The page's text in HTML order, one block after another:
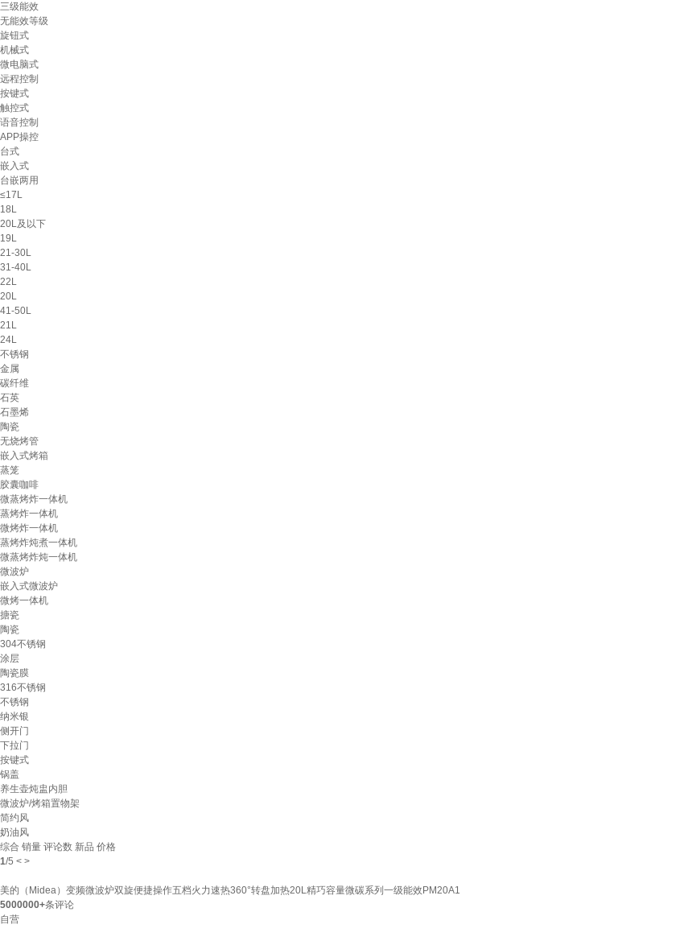
三级能效
无能效等级
旋钮式
机械式
微电脑式
远程控制
按键式
触控式
语音控制
APP操控
台式
嵌入式
台嵌两用
≤17L
18L
20L及以下
19L
21-30L
31-40L
22L
20L
41-50L
21L
24L
不锈钢
金属
碳纤维
石英
石墨烯
陶瓷
无烧烤管
嵌入式烤箱
蒸笼
胶囊咖啡
微蒸烤炸一体机
蒸烤炸一体机
微烤炸一体机
蒸烤炸炖煮一体机
微蒸烤炸炖一体机
微波炉
嵌入式微波炉
微烤一体机
搪瓷
陶瓷
304不锈钢
涂层
陶瓷膜
316不锈钢
不锈钢
纳米银
侧开门
下拉门
按键式
锅盖
养生壶炖盅内胆
微波炉/烤箱置物架
简约风
奶油风
综合 销量 评论数 新品 价格
1/5 < >
美的（Midea）变频微波炉双旋便捷操作五档火力速热360°转盘加热20L精巧容量微碳系列一级能效PM20A1
5000000+条评论
自营